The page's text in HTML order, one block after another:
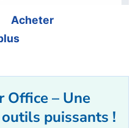
Acheter
Office – Une
puissants !